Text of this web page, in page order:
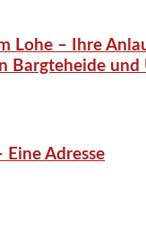
Lohe – Ihre
Bargteheide und
Eine Adresse